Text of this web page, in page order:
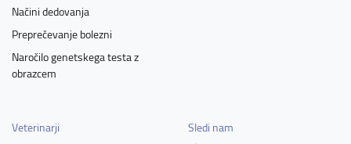
Načini dedovanja
Preprečevanje bolezni
Naročilo genetskega testa z
obrazcem
Veterinarji
Sledi nam